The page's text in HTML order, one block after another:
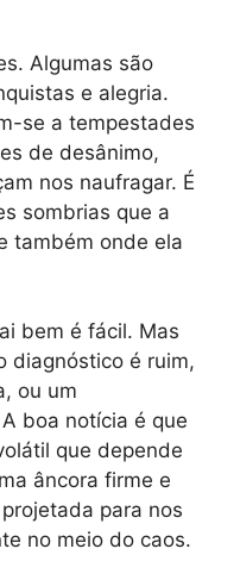
Algumas são
e alegria.
se a tempestades
de desânimo,
nos naufragar. É
sombrias que a
também onde ela
bem é fácil. Mas
diagnóstico é ruim,
ou um
boa notícia é que
que depende
âncora firme e
para nos
no meio do caos.